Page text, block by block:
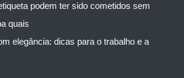
podem ter sido cometidos sem
quais
elegância: dicas para o trabalho e a